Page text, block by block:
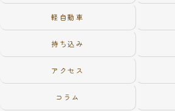
軽自動車
持ち込み
アクセス
コラム